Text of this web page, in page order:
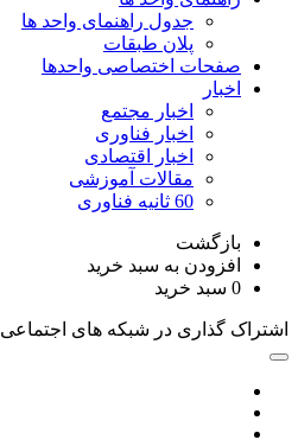
جدول راهنمای واحد ها
پلان طبقات
صفحات اختصاصی واحدها
اخبار
اخبار مجتمع
اخبار فناوری
اخبار اقتصادی
مقالات آموزشی
60 ثانیه فناوری
بازگشت
افزودن به سبد خرید
0 سبد خرید
اشتراک گذاری در شبکه های اجتماعی